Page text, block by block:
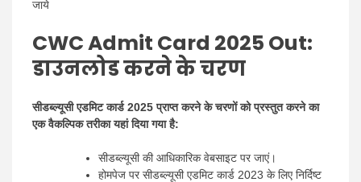
जाये
CWC Admit Card 2025 Out:
डाउनलोड करने के चरण
सीडब्ल्यूसी एडमिट कार्ड 2025 प्राप्त करने के चरणों को प्रस्तुत करने का
एक वैकल्पिक तरीका यहां दिया गया है:
सीडब्ल्यूसी की आधिकारिक वेबसाइट पर जाएं।
होमपेज पर सीडब्ल्यूसी एडमिट कार्ड 2023 के लिए निर्दिष्ट